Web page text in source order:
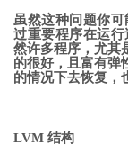
虽然这种问题你
过重要程序在运
然许多程序，尤其
的很好，且富有弹
的情况下去恢复，
LVM 结构